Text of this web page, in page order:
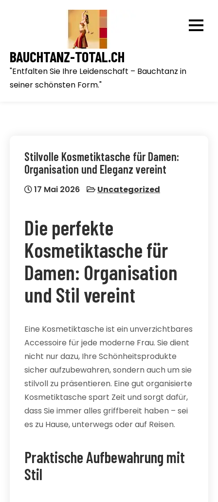
BAUCHTANZ-TOTAL.CH
"Entfalten Sie Ihre Leidenschaft – Bauchtanz in
seiner schönsten Form."
Stilvolle Kosmetiktasche für Damen:
Organisation und Eleganz vereint
17 Mai 2026 Uncategorized
Die perfekte
Kosmetiktasche für
Damen: Organisation
und Stil vereint
Eine Kosmetiktasche ist ein unverzichtbares
Accessoire für jede moderne Frau. Sie dient
nicht nur dazu, Ihre Schönheitsprodukte
sicher aufzubewahren, sondern auch um sie
stilvoll zu präsentieren. Eine gut organisierte
Kosmetiktasche spart Zeit und sorgt dafür,
dass Sie immer alles griffbereit haben – sei
es zu Hause, unterwegs oder auf Reisen.
Praktische Aufbewahrung mit
Stil